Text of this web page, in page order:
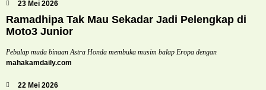
23 Mei 2026
Ramadhipa Tak Mau Sekadar Jadi Pelengkap di
Moto3 Junior
Pebalap muda binaan Astra Honda membuka musim balap Eropa dengan
mahakamdaily.com
22 Mei 2026